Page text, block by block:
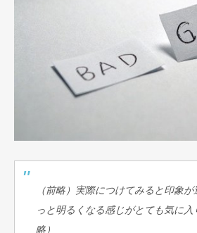
（前略）実際につけてみると印象
っと明るくなる感じがとても気に
略）